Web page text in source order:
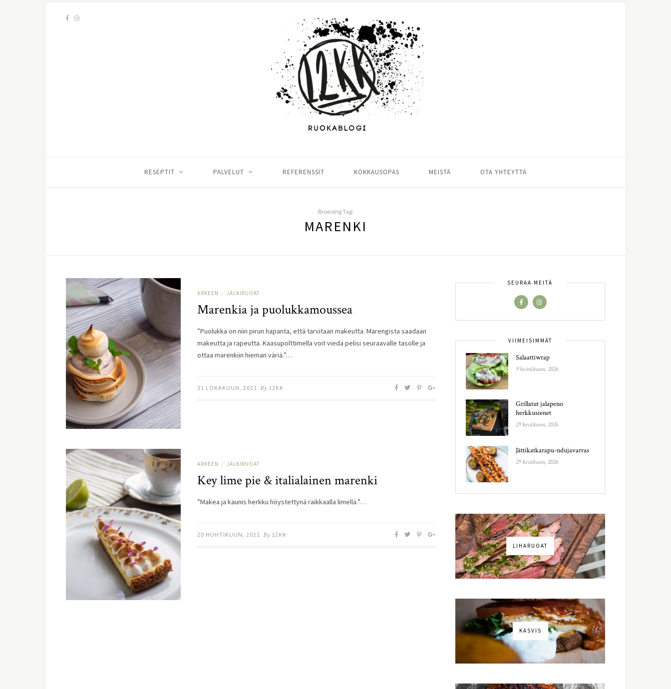
RESEPTIT PALVELUT REFERENSSIT KOKKAUSOPAS MEISTÄ OTA YHTEYTTÄ
Browsing Tag:
MARENKI
ARKEEN / JÄLKIRUOAT
Marenkia ja puolukkamoussea
”Puolukka on niin pirun hapanta, että tarvitaan makeutta. Marengista saadaan
makeutta ja rapeutta. Kaasupolttimella voit viedä pelisi seuraavalle tasolle ja
ottaa marenkiin hieman väriä.”…
31 LOKAKUUN, 2021 By 12KK
ARKEEN / JÄLKIRUOAT
Key lime pie & italialainen marenki
”Makea ja kaunis herkku höystettynä raikkaalla limellä.”…
20 HUHTIKUUN, 2021 By 12KK
SEURAA MEITÄ
VIIMEISIMMÄT
Salaattiwrap
9 heinäkuun, 2026
Grillatut jalapeno
herkkusienet
29 kesäkuun, 2026
Jättikatkarapu-ndujavarras
29 kesäkuun, 2026
LIHARUOAT
KASVIS